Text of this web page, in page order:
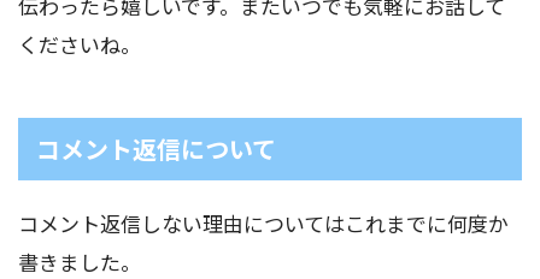
くださいね。
コメント返信について
コメント返信しない理由についてはこれまでに何度か
書きました。